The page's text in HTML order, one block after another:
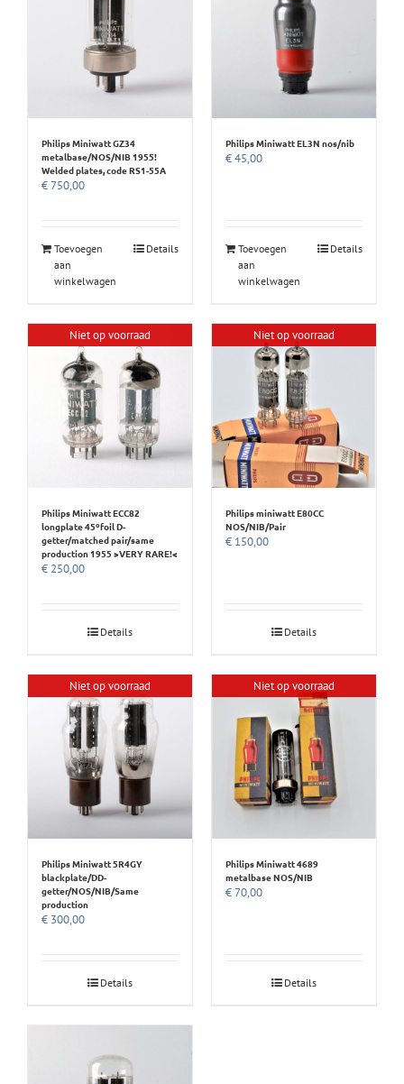
Philips Miniwatt GZ34
metalbase/NOS/NIB 1955!
Welded plates, code RS1-55A
€750,00
Toevoegen
aan
winkelwagen
Details
Philips Miniwatt EL3N nos/nib
€45,00
Toevoegen
aan
winkelwagen
Details
Niet op voorraad
Philips Miniwatt ECC82
longplate 45ºfoil D-
getter/matched pair/same
production 1955 >VERY RARE!<
€ 250,00
Details
Niet op voorraad
Philips miniwatt E80CC
NOS/NIB/Pair
€ 150,00
Details
Niet op voorraad
Philips Miniwatt 5R4GY
blackplate/DD-
getter/NOS/NIB/Same
production
€ 300,00
Details
Niet op voorraad
Philips Miniwatt 4689
metalbase NOS/NIB
€70,00
Details